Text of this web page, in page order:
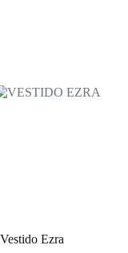
Vestido Ezra